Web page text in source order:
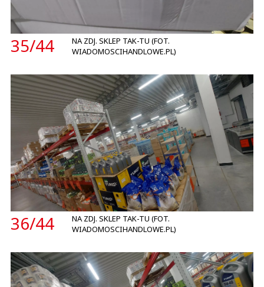
35/44
NA ZDJ. SKLEP TAK-TU (FOT.
WIADOMOSCIHANDLOWE.PL)
36/44
NA ZDJ. SKLEP TAK-TU (FOT.
WIADOMOSCIHANDLOWE.PL)